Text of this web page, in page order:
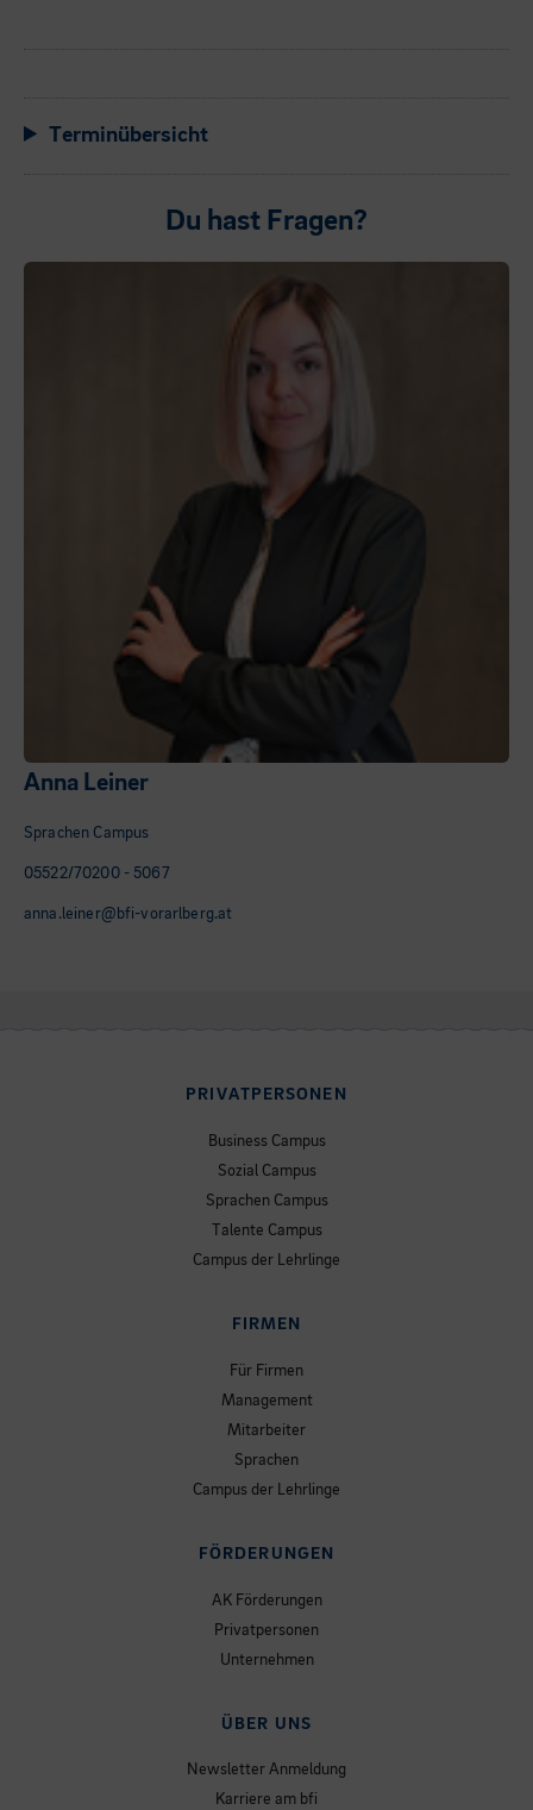
Terminübersicht
Du hast Fragen?
Anna Leiner
Sprachen Campus
05522/70200 - 5067
anna.leiner@bfi-vorarlberg.at
PRIVATPERSONEN
Business Campus
Sozial Campus
Sprachen Campus
Talente Campus
Campus der Lehrlinge
FIRMEN
Für Firmen
Management
Mitarbeiter
Sprachen
Campus der Lehrlinge
FÖRDERUNGEN
AK Förderungen
Privatpersonen
Unternehmen
ÜBER UNS
Newsletter Anmeldung
Karriere am bfi